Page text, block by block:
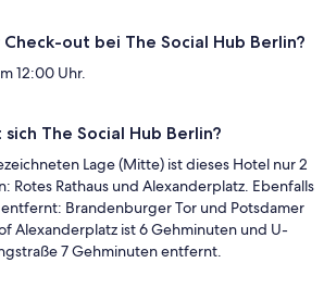
out bei The Social Hub Berlin?
12:00 Uhr.
The Social Hub Berlin?
Lage (Mitte) ist dieses Hotel nur 2
Rotes Rathaus und Alexanderplatz. Ebenfalls
entfernt: Brandenburger Tor und Potsdamer
Alexanderplatz ist 6 Gehminuten und U-
7 Gehminuten entfernt.